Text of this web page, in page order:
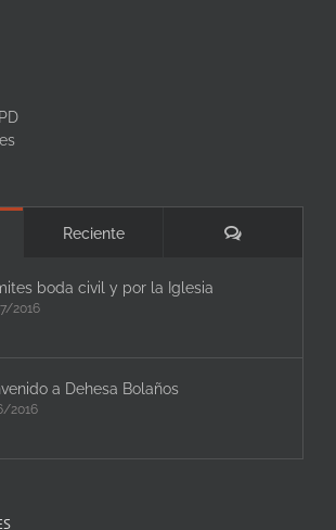
Reciente Comentarios
boda civil y por la Iglesia
2016
a Dehesa Bolaños
2016